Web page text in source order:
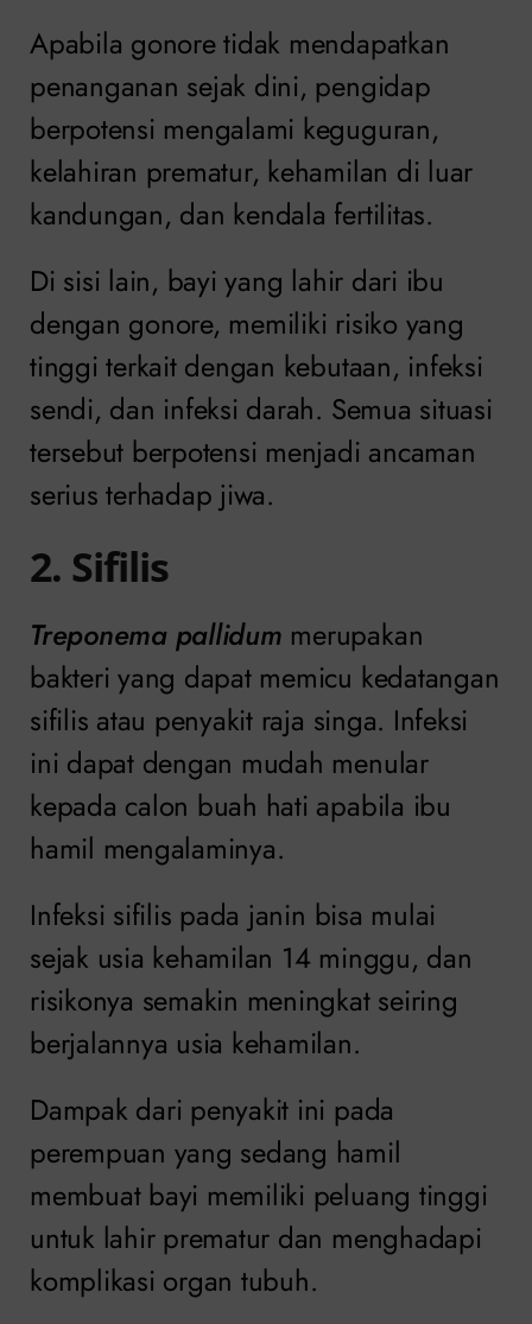
Apabila gonore tidak mendapatkan
penanganan sejak dini, pengidap
berpotensi mengalami keguguran,
kelahiran prematur, kehamilan di luar
kandungan, dan kendala fertilitas.
Di sisi lain, bayi yang lahir dari ibu
dengan gonore, memiliki risiko yang
tinggi terkait dengan kebutaan, infeksi
sendi, dan infeksi darah. Semua situasi
tersebut berpotensi menjadi ancaman
serius terhadap jiwa.
2. Sifilis
Treponema pallidum merupakan
bakteri yang dapat memicu kedatangan
sifilis atau penyakit raja singa. Infeksi
ini dapat dengan mudah menular
kepada calon buah hati apabila ibu
hamil mengalaminya.
Infeksi sifilis pada janin bisa mulai
sejak usia kehamilan 14 minggu, dan
risikonya semakin meningkat seiring
berjalannya usia kehamilan.
Dampak dari penyakit ini pada
perempuan yang sedang hamil
membuat bayi memiliki peluang tinggi
untuk lahir prematur dan menghadapi
komplikasi organ tubuh.